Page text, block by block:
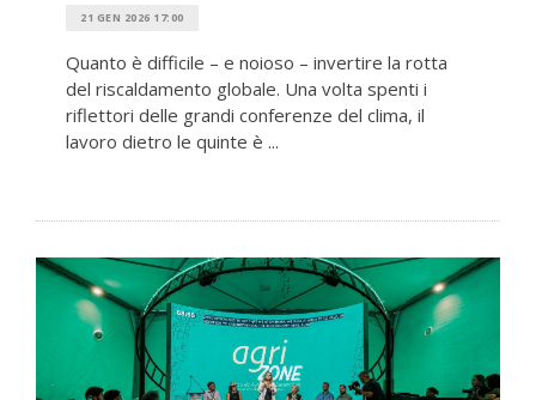
21 GEN 2026 17:00
Quanto è difficile – e noioso – invertire la rotta
del riscaldamento globale. Una volta spenti i
riflettori delle grandi conferenze del clima, il
lavoro dietro le quinte è ...